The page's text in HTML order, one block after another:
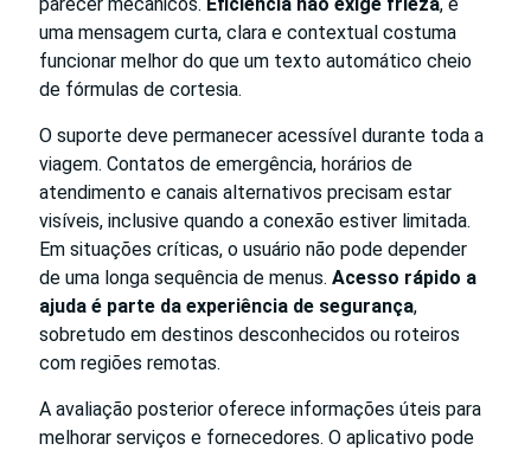
uma mensagem curta, clara e contextual costuma
funcionar melhor do que um texto automático cheio
de fórmulas de cortesia.
O suporte deve permanecer acessível durante toda a
viagem. Contatos de emergência, horários de
atendimento e canais alternativos precisam estar
visíveis, inclusive quando a conexão estiver limitada.
Em situações críticas, o usuário não pode depender
de uma longa sequência de menus. Acesso rápido a
ajuda é parte da experiência de segurança,
sobretudo em destinos desconhecidos ou roteiros
com regiões remotas.
A avaliação posterior oferece informações úteis para
melhorar serviços e fornecedores. O aplicativo pode